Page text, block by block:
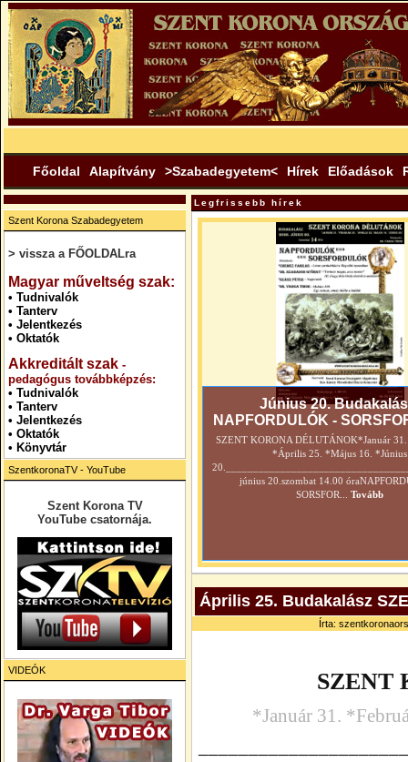
Főoldal Alapítvány >Szabadegyetem< Hírek Előadások
Szent Korona Szabadegyetem
> vissza a FŐOLDALra
Magyar műveltség szak:
• Tudnivalók
• Tanterv
• Jelentkezés
• Oktatók
Akkreditált szak -
pedagógus továbbképzés:
• Tudnivalók
• Tanterv
• Jelentkezés
• Oktatók
• Könyvtár
SzentkoronaTV - YouTube
Szent Korona TV
YouTube csatornája.
VIDEÓK
Legfrissebb hírek
Június 20.
NAPFORDULÓK -
SZENT KORONA DÉLUTÁNOK*Január
*Április 25. *Május 16. *Június
június 20.szombat 14.00
SORSFOR...
Tovább
Április 25. Budakalász
Írta:
SZENT
*Január 31.